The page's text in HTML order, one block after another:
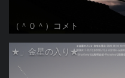
（＾０＾）コメト
★」金星の入り★